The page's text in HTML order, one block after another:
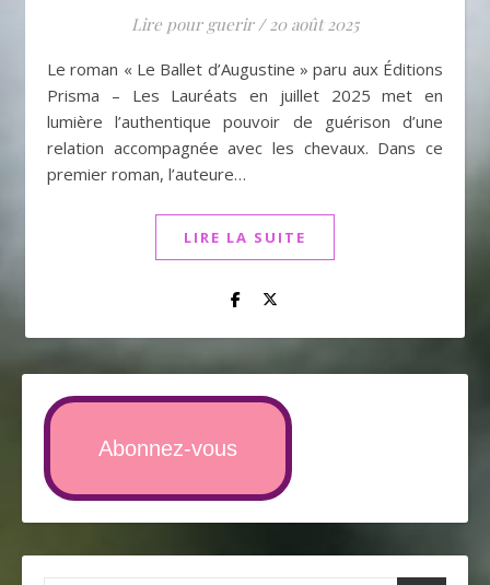
Lire pour guerir / 20 août 2025
Le roman « Le Ballet d’Augustine » paru aux Éditions
Prisma – Les Lauréats en juillet 2025 met en
lumière l’authentique pouvoir de guérison d’une
relation accompagnée avec les chevaux. Dans ce
premier roman, l’auteure…
LIRE LA SUITE
Abonnez-vous